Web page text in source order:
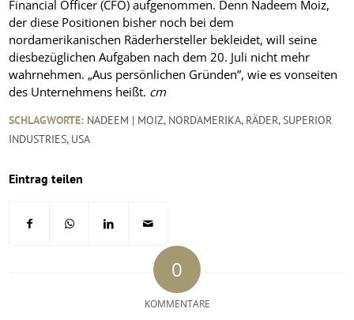
Financial Officer (CFO) aufgenommen. Denn Nadeem Moiz,
der diese Positionen bisher noch bei dem
nordamerikanischen Räderhersteller bekleidet, will seine
diesbezüglichen Aufgaben nach dem 20. Juli nicht mehr
wahrnehmen. „Aus persönlichen Gründen”, wie es vonseiten
des Unternehmens heißt. cm
SCHLAGWORTE: NADEEM | MOIZ, NORDAMERIKA, RÄDER,SUPERIOR
INDUSTRIES, USA
Eintrag teilen
0
KOMMENTARE